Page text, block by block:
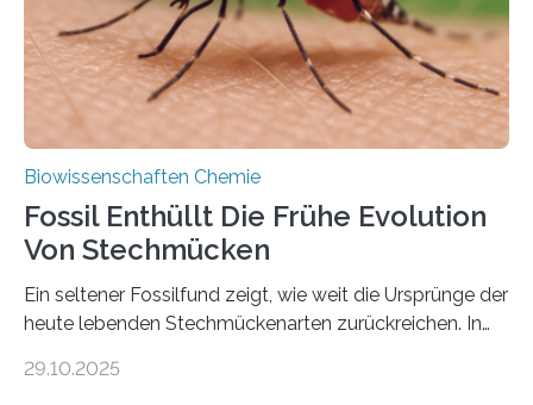
mit scheibenförmiger Gestalt. Was auffällig ist: Die
nächsten…
Biowissenschaften Chemie
Fossil Enthüllt Die Frühe Evolution
Von Stechmücken
Ein seltener Fossilfund zeigt, wie weit die Ursprünge der
heute lebenden Stechmückenarten zurückreichen. In
Forschende die bisher älteste bekannte Stechmücken-
29.10.2025